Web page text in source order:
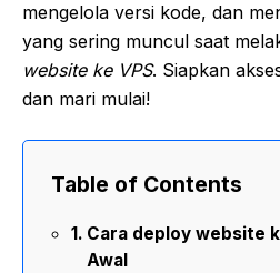
mengelola versi kode, dan
yang sering muncul saat
website ke VPS. Siapkan
dan mari mulai!
Table of Contents
Cara deploy website
Awal